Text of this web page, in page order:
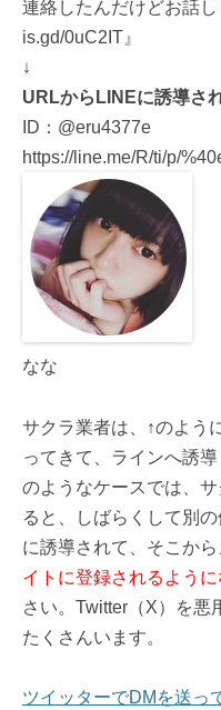
連絡したんだけどお話し
is.gd/0uC2IT』
↓
URLからLINEに誘導さ
ID：@eru4377e
https://line.me/R/ti/p/
なな
サクラ業者は、↑のよう
ってきて、ラインへ誘
のようなケースでは、
ると、しばらくして別
に誘導されて、そこか
イトに登録されるよう
さい。Twitter（X）を悪
たくさんいます。
ツイッターでDMを送っ